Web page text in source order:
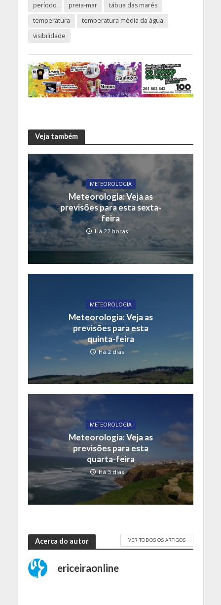
período
preia-mar
tábua das marés
temperatura
temperatura média da água
visibilidade
Veja também
METEOROLOGIA
Meteorologia: Veja as
previsões para esta sexta-
feira
Há 22 horas
METEOROLOGIA
Meteorologia: Veja as
previsões para esta
quinta-feira
Há 2 dias
METEOROLOGIA
Meteorologia: Veja as
previsões para esta
quarta-feira
Há 3 dias
Acerca do autor VER TODOS OS ARTIGOS
ericeiraonline